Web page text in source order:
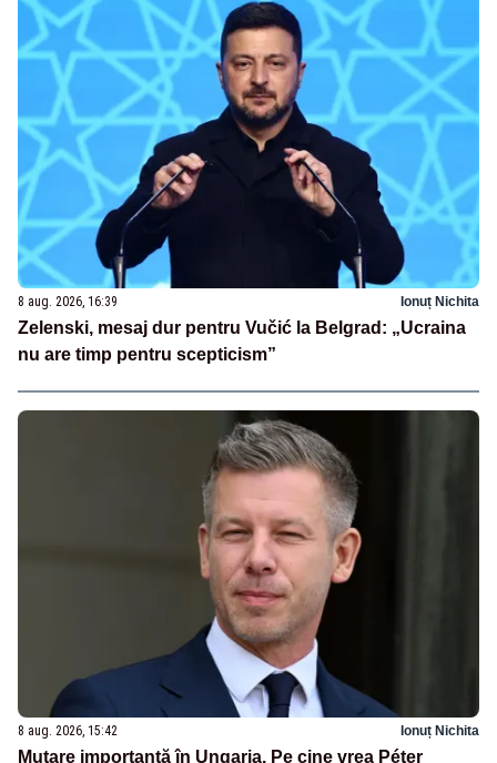
8 aug. 2026, 16:39 Ionuț Nichita
Zelenski, mesaj dur pentru Vučić la Belgrad: „Ucraina
nu are timp pentru scepticism”
8 aug. 2026, 15:42 Ionuț Nichita
Mutare importantă în Ungaria. Pe cine vrea Péter